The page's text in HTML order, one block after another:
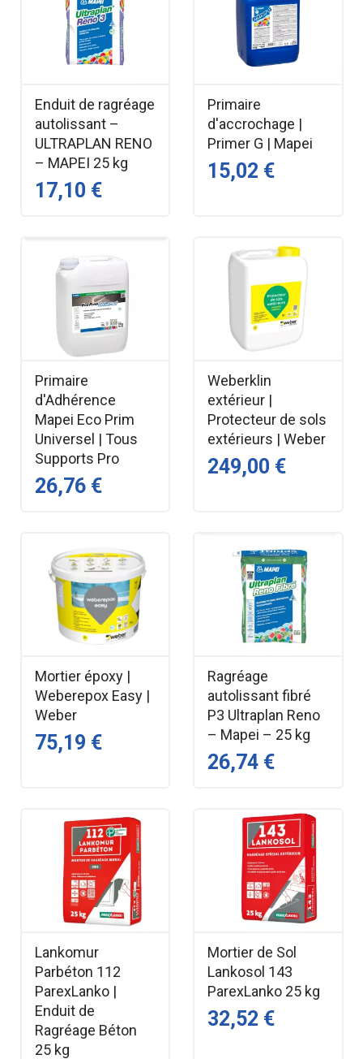
Enduit de ragréage
autolissant –
ULTRAPLAN RENO
– MAPEI 25 kg
17,10 €
Primaire
d'accrochage |
Primer G | Mapei
15,02 €
Primaire
d'Adhérence
Mapei Eco Prim
Universel | Tous
Supports Pro
26,76 €
Weberklin
extérieur |
Protecteur de sols
extérieurs | Weber
249,00 €
Mortier époxy |
Weberepox Easy |
Weber
75,19 €
Ragréage
autolissant fibré
P3 Ultraplan Reno
– Mapei – 25 kg
26,74 €
Lankomur
Parbéton 112
ParexLanko |
Enduit de
Ragréage Béton
25 kg
Mortier de Sol
Lankosol 143
ParexLanko 25 kg
32,52 €